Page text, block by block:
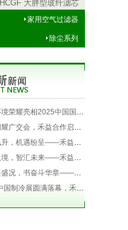
HCGF 大胖型玻纤滤芯
家用空气过滤器
除尘系列
禾益环境荣耀亮相2025中国国际空调通风制冷及冷链产业展览会，以创新科技引领行业未来
实力闪耀广交会，禾益合作启新程——禾益环境第138届广交会圆满落幕
热度飙升，机遇纷呈——禾益环境持续发力，精彩依旧
净无止境，智汇未来——禾益环境亮相第138届广交会
观阅兵盛况，书奋斗华章——禾益环境组织全体员工观看九三阅兵盛典
2025中国制冷展圆满落幕，禾益环境满载而归！